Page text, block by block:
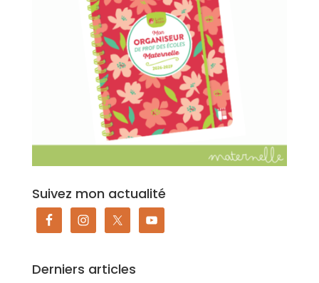
Suivez mon actualité
Derniers articles